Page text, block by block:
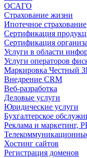
ОСАГО
Страхование жизни
Ипотечное страхование
Сертификация
Сертификация
Услуги в области
Услуги операторов
Маркировка Честный
Внедрение CRM
Веб-разработка
Деловые услуги
Юридические услуги
Бухгалтерское
Реклама и маркетинг,
Хостинг сайтов
Регистрация доменов